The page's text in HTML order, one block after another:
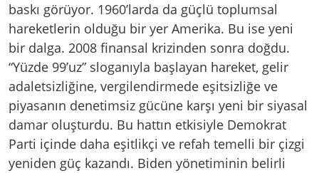
baskı görüyor. 1960’larda da güçlü toplumsal
hareketlerin olduğu bir yer Amerika. Bu ise yeni
bir dalga. 2008 finansal krizinden sonra doğdu.
“Yüzde 99’uz” sloganıyla başlayan hareket, gelir
adaletsizliğine, vergilendirmede eşitsizliğe ve
piyasanın denetimsiz gücüne karşı yeni bir siyasal
damar oluşturdu. Bu hattın etkisiyle Demokrat
Parti içinde daha eşitlikçi ve refah temelli bir çizgi
yeniden güç kazandı. Biden yönetiminin belirli